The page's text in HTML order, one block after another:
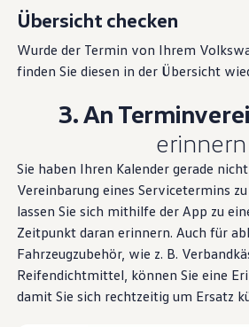
Übersicht checken
Wurde der Termin von Ihrem
finden Sie diesen in der Übersicht
3. An
erinnern
Sie haben Ihren Kalender gerade
Vereinbarung eines Servicetermins
lassen Sie sich mithilfe der App zu
Zeitpunkt daran erinnern. Auch für
Fahrzeugzubehör, wie z. B.
Reifendichtmittel, können Sie eine
damit Sie sich rechtzeitig um Ersatz